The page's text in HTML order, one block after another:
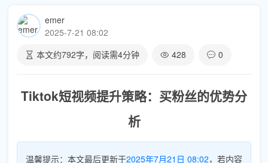
emer
2025-7-21 08:02
本文约792字，阅读需4分钟 428 0
Tiktok短视频提升策略：买粉丝的优势分
析
温馨提示：本文最后更新于2025年7月21日 08:02，若内容